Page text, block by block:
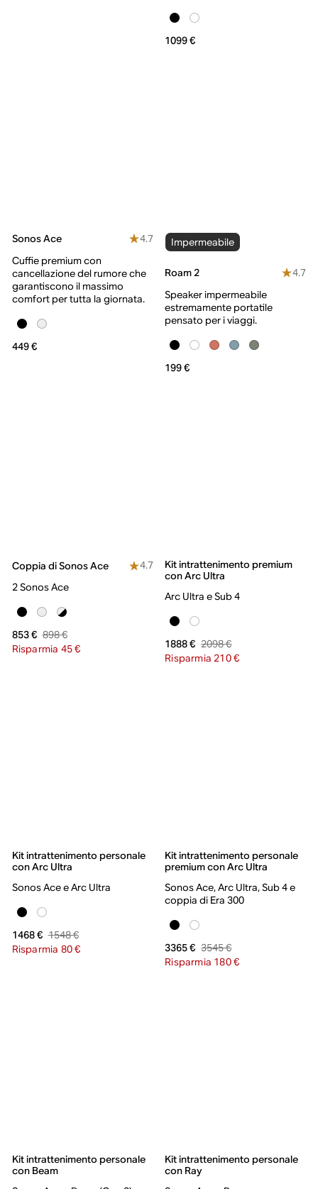
1099 €
Sonos Ace
4.7
Cuffie premium con
cancellazione del rumore che
garantiscono il massimo
comfort per tutta la giornata.
449 €
Impermeabile
Roam 2
4.7
Speaker impermeabile
estremamente portatile
pensato per i viaggi.
199 €
Coppia di Sonos Ace
4.7
2 Sonos Ace
853 € 898 €
Risparmia 45 €
Kit intrattenimento premium
con Arc Ultra
Arc Ultra e Sub 4
1888 € 2098 €
Risparmia 210 €
Kit intrattenimento personale
con Arc Ultra
Sonos Ace e Arc Ultra
1468 € 1548 €
Risparmia 80 €
Kit intrattenimento personale
premium con Arc Ultra
Sonos Ace, Arc Ultra, Sub 4 e
coppia di Era 300
3365 € 3545 €
Risparmia 180 €
Kit intrattenimento personale
con Beam
Kit intrattenimento personale
con Ray